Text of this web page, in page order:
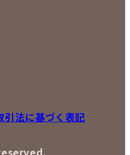
引法に基づく表記